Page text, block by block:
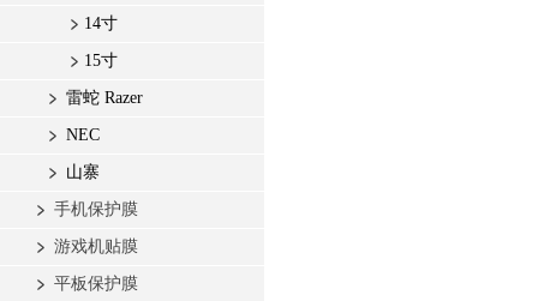
14寸
15寸
雷蛇 Razer
NEC
山寨
手机保护膜
游戏机贴膜
平板保护膜